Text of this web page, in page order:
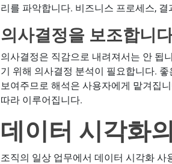
리를 파악합니다. 비즈니스 프로세스,
의사결정을 보조합니
의사결정은 직감으로 내려져서는 안 됩
기 위해 의사결정 분석이 필요합니다.
보여주므로 해석은 사용자에게 맡겨집
따라 이루어집니다.
데이터 시각화
조직의 일상 업무에서 데이터 시각화